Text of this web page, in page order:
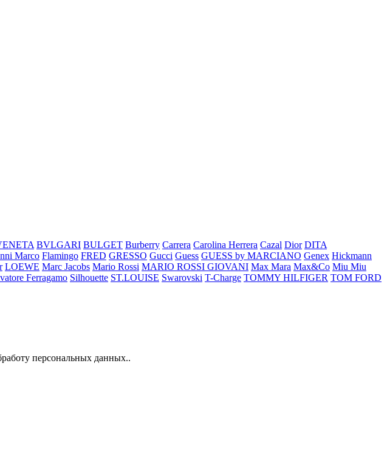
BVLGARI BULGET Burberry Carrera Carolina Herrera Cazal Dior DITA
Marco Flamingo FRED GRESSO Gucci Guess GUESS by MARCIANO Genex Hickmann
LOEWE Marc Jacobs Mario Rossi MARIO ROSSI GIOVANI Max Mara Max&Co Miu Miu
Ferragamo Silhouette ST.LOUISE Swarovski T-Charge TOMMY HILFIGER TOM FORD
персональных данных..